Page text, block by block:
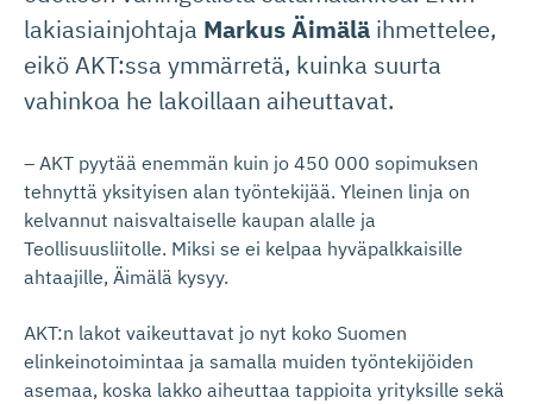
lakiasiainjohtaja Markus Äimälä ihmettelee,
eikö AKT:ssa ymmärretä, kuinka suurta
vahinkoa he lakoillaan aiheuttavat.
– AKT pyytää enemmän kuin jo 450 000 sopimuksen
tehnyttä yksityisen alan työntekijää. Yleinen linja on
kelvannut naisvaltaiselle kaupan alalle ja
Teollisuusliitolle. Miksi se ei kelpaa hyväpalkkaisille
ahtaajille, Äimälä kysyy.
AKT:n lakot vaikeuttavat jo nyt koko Suomen
elinkeinotoimintaa ja samalla muiden työntekijöiden
asemaa, koska lakko aiheuttaa tappioita yrityksille sekä